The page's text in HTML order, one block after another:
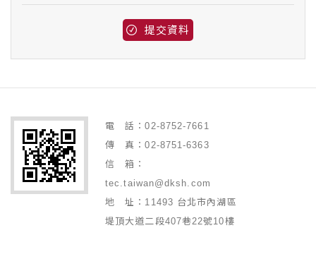
提交資料
電 話：02-8752-7661
傳 真：02-8751-6363
信 箱：
tec.taiwan@dksh.com
地 址：11493 台北市內湖區
堤頂大道二段407巷22號10樓